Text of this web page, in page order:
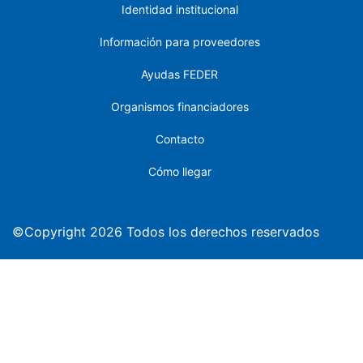
Identidad institucional
Información para proveedores
Ayudas FEDER
Organismos financiadores
Contacto
Cómo llegar
©Copyright 2026 Todos los derechos reservados